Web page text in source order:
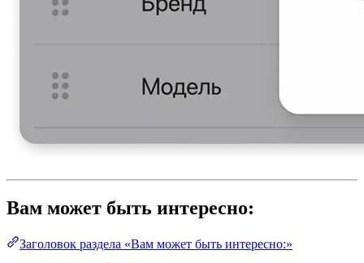
Вам может быть интересно:
Заголовок раздела «Вам может быть интересно:»